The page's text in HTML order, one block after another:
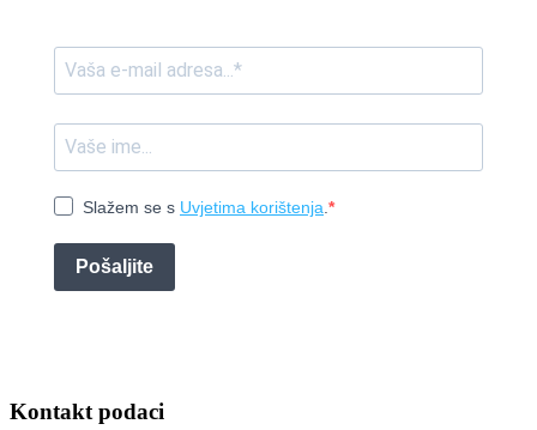
Slažem se s Uvjetima korištenja
Pošaljite
Kontakt podaci